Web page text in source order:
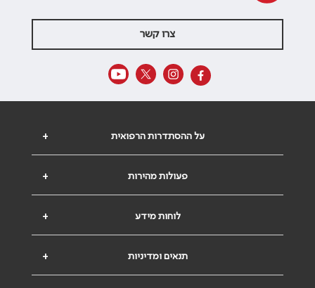
צרו קשר
+ על ההסתדרות הרפואית
+ פעולות מהירות
+ לוחות מידע
+ תנאים ומדיניות